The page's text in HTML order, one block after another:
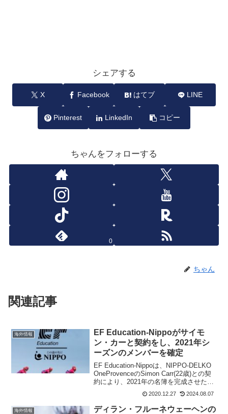
シェアする
X Facebook はてブ LINE
Pinterest LinkedIn コピー
ちゃんをフォローする
0
ちゃん
関連記事
海外情報
EF Education-Nippoがサイモ
ン・カーと契約をし、2021年シ
ーズンのメンバーを確定
EF Education-Nippoは、NIPPO-DELKO
OneProvenceのSimon Carr(22歳)との契
約により、2021年の名簿を完成させた。
サイモン・カーは、NIPPO-DELKO
OneProvenceからの中根英...
2020.12.27 2024.08.07
海外情報
ディラン・フルーネウェーヘンの